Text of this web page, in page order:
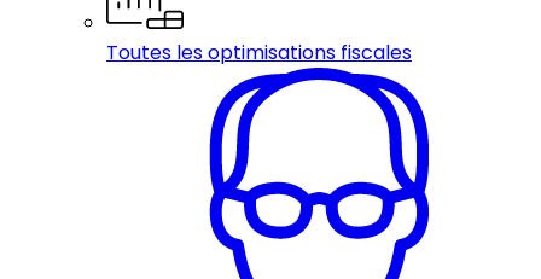
Toutes les optimisations fiscales